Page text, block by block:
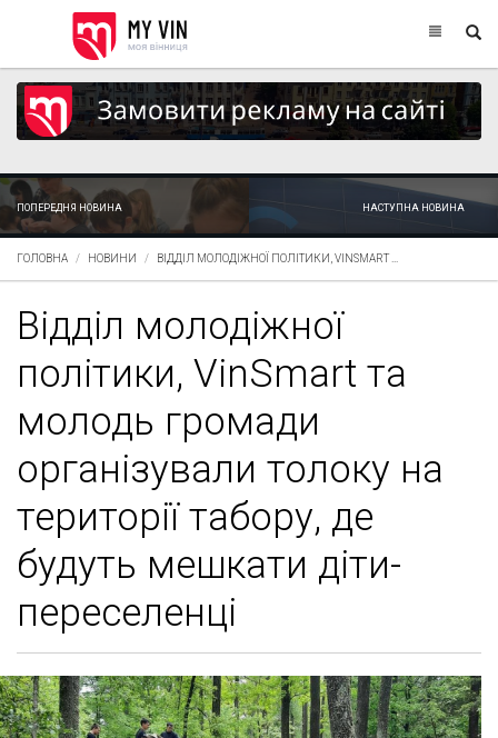
ПОПЕРЕДНЯ НОВИНА НАСТУПНА НОВИНА
ГОЛОВНА НОВИНИ ВІДДІЛ МОЛОДІЖНОЇ ПОЛІТИКИ, VINSMART ...
Відділ молодіжної
політики, VinSmart та
молодь громади
організували толоку на
території табору, де
будуть мешкати діти-
переселенці